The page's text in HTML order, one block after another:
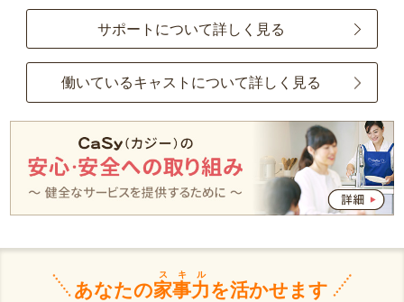
サポートについて詳しく見る
働いているキャストについて詳しく見る
あなたの家事力
スキル
を活かせます